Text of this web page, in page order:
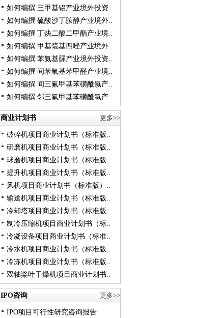
如何编撰 三甲基铝产业境外投资..
如何编撰 硫酸沙丁胺醇产业境外..
如何编撰 丁炔二酸二甲酯产业境..
如何编撰 甲基巯基四唑产业境外..
如何编撰 苯氨基脲产业境外投资..
如何编撰 间苯氧基苯甲醛产业境..
如何编撰 间三氟甲基苯磺酰氯产..
如何编撰 邻三氟甲基苯磺酰氯产..
商业计划书 更多>>
破碎机项目商业计划书（标准版..
研磨机项目商业计划书（标准版..
球磨机项目商业计划书（标准版..
提升机项目商业计划书（标准版..
风机项目商业计划书（标准版）..
输送机项目商业计划书（标准版..
冷却塔项目商业计划书（标准版..
制冷压缩机项目商业计划书（标..
冷凝设备项目商业计划书（标准..
冷水机项目商业计划书（标准版..
冷冻机项目商业计划书（标准版..
双轴桨叶干燥机项目商业计划书..
IPO咨询 更多>>
IPO项目可行性研究咨询报告